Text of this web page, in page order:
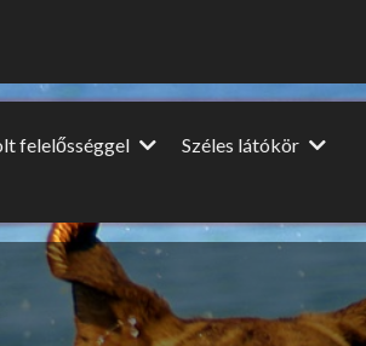
felelősséggel
másról
Széles látókör
NagyUtazó